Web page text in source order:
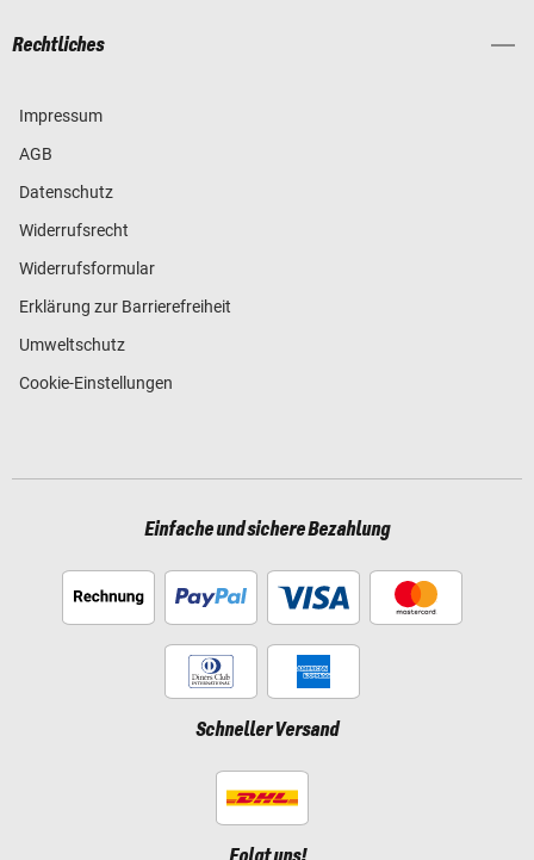
Rechtliches
Impressum
AGB
Datenschutz
Widerrufsrecht
Widerrufsformular
Erklärung zur Barrierefreiheit
Umweltschutz
Cookie-Einstellungen
Einfache und sichere Bezahlung
Schneller Versand